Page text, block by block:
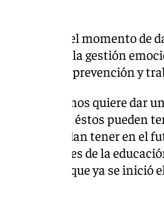
que «es el momento de
a través de la gestión
con la prevención y
Torremolinos quiere dar
los jóvenes, éstos pueden
que puedan tener en el
profesionales de la
este plan que ya se inició